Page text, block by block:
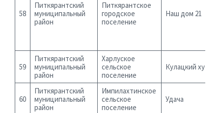
58
Питкярантский
муниципальный
район
Питкярантское
городское
поселение
Наш дом 21
59
Питкярантский
муниципальный
район
Харлуское
сельское
поселение
Кулацкий хутор
60
Питкярантский
муниципальный
район
Импилахтинское
сельское
поселение
Удача